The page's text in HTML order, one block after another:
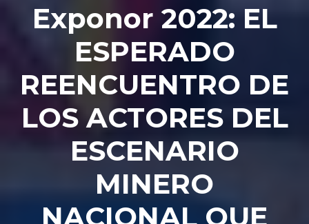
Exponor 2022: EL
ESPERADO
REENCUENTRO DE
LOS ACTORES DEL
ESCENARIO
MINERO
NACIONAL QUE